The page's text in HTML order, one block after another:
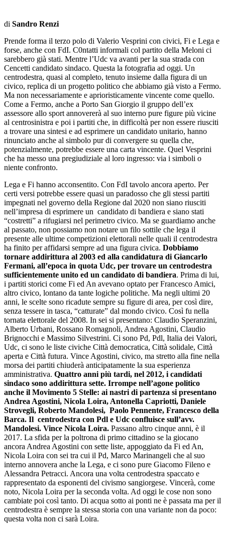
di Sandro Renzi
Prende forma il terzo polo di Valerio Vesprini con civici, Fi e Lega e
forse, anche con FdI. C0ntatti informali col partito della Meloni ci
sarebbero già stati. Mentre l’Udc va avanti per la sua strada con
Cencetti candidato sindaco. Questa la fotografia ad oggi. Un
centrodestra, quasi al completo, tenuto insieme dalla figura di un
civico, replica di un progetto politico che abbiamo già visto a Fermo.
Ma non necessariamente e aprioristicamente vincente come quello.
Come a Fermo, anche a Porto San Giorgio il gruppo dell’ex
assessore allo sport annovererà al suo interno pure figure più vicine
al centrosinistra e poi i partiti che, in difficoltà per non essere riusciti
a trovare una sintesi e ad esprimere un candidato unitario, hanno
rinunciato anche al simbolo pur di convergere su quella che,
potenzialmente, potrebbe essere una carta vincente. Quel Vesprini
che ha messo una pregiudiziale al loro ingresso: via i simboli o
niente confronto.
Lega e Fi hanno acconsentito. Con FdI tavolo ancora aperto. Per
certi versi potrebbe essere quasi un paradosso che gli stessi partiti
impegnati nel governo della Regione dal 2020 non siano riusciti
nell’impresa di esprimere un candidato di bandiera e siano stati
“costretti” a rifugiarsi nel perimetro civico. Ma se guardiamo anche
al passato, non possiamo non notare un filo sottile che lega il
presente alle ultime competizioni elettorali nelle quali il centrodestra
ha finito per affidarsi sempre ad una figura civica. Dobbiamo
tornare addirittura al 2003 ed alla candidatura di Giancarlo
Fermani, all’epoca in quota Udc, per trovare un centrodestra
sufficientemente unito ed un candidato di bandiera. Prima di lui,
i partiti storici come Fi ed An avevano optato per Francesco Amici,
altro civico, lontano da tante logiche politiche. Ma negli ultimi 20
anni, le scelte sono ricadute sempre su figure di area, per così dire,
senza tessere in tasca, “catturate” dal mondo civico. Così fu nella
tornata elettorale del 2008. In sei si presentano: Claudio Speranzini,
Alberto Urbani, Rossano Romagnoli, Andrea Agostini, Claudio
Brignocchi e Massimo Silvestrini. Ci sono Pd, Pdl, Italia dei Valori,
Udc, ci sono le liste civiche Città democratica, Città solidale, Città
aperta e Città futura. Vince Agostini, civico, ma stretto alla fine nella
morsa dei partiti chiuderà anticipatamente la sua esperienza
amministrativa. Quattro anni più tardi, nel 2012, i candidati
sindaco sono addirittura sette. Irrompe nell’agone politico
anche il Movimento 5 Stelle: ai nastri di partenza si presentano
Andrea Agostini, Nicola Loira, Antonella Capriotti, Daniele
Strovegli, Roberto Mandolesi, Paolo Pennente, Francesco della
Barca. Il centrodestra con Pdl e Udc confluisce sull’avv.
Mandolesi. Vince Nicola Loira. Passano altro cinque anni, è il
2017. La sfida per la poltrona di primo cittadino se la giocano
ancora Andrea Agostini con sette liste, appoggiato da Fi ed An,
Nicola Loira con sei tra cui il Pd, Marco Marinangeli che al suo
interno annovera anche la Lega, e ci sono pure Giacomo Fileno e
Alessandra Petracci. Ancora una volta centrodestra spaccato e
rappresentato da esponenti del civismo sangiorgese. Vincerà, come
noto, Nicola Loira per la seconda volta. Ad oggi le cose non sono
cambiate poi così tanto. Di acqua sotto ai ponti ne è passata ma per il
centrodestra è sempre la stessa storia con una variante non da poco:
questa volta non ci sarà Loira.